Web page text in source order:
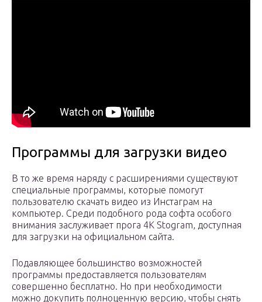
Программы для загрузки видео
В то же время наряду с расширениями существуют
специальные программы, которые помогут
пользователю скачать видео из Инстаграм на
компьютер. Среди подобного рода софта особого
внимания заслуживает прога 4K Stogram, доступная
для загрузки на официальном сайта.
Подавляющее большинство возможностей
программы предоставляется пользователям
совершенно бесплатно. Но при необходимости
можно докупить полноценную версию, чтобы снять